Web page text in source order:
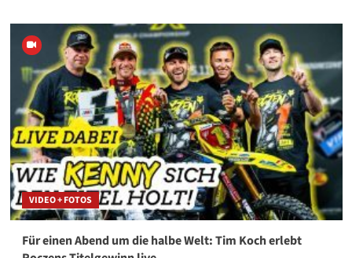
VIDEO + FOTOS
Für einen Abend um die halbe Welt: Tim Koch erlebt